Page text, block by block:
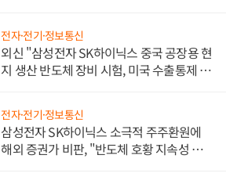
전자·전기·정보통신
외신 "삼성전자 SK하이닉스 중국 공장용 현
지 생산 반도체 장비 시험, 미국 수출통제 대
전자·전기·정보통신
삼성전자 SK하이닉스 소극적 주주환원에
해외 증권가 비판, "반도체 호황 지속성 의